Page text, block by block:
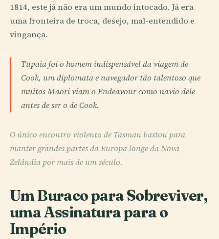
1814, este já não era um mundo intocado. Já era
uma fronteira de troca, desejo, mal-entendido e
vingança.
Tupaia foi o homem indispensável da viagem de
Cook, um diplomata e navegador tão talentoso que
muitos Māori viam o Endeavour como navio dele
antes de ser o de Cook.
O único encontro violento de Tasman bastou para
manter grandes partes da Europa longe da Nova
Zelândia por mais de um século.
Um Buraco para Sobreviver,
uma Assinatura para o
Império